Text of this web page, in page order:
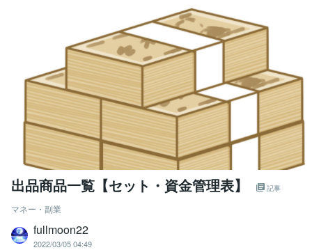
出品商品一覧【セット・資金管理表】 記事
マネー・副業
fullmoon22
2022/03/05 04:49